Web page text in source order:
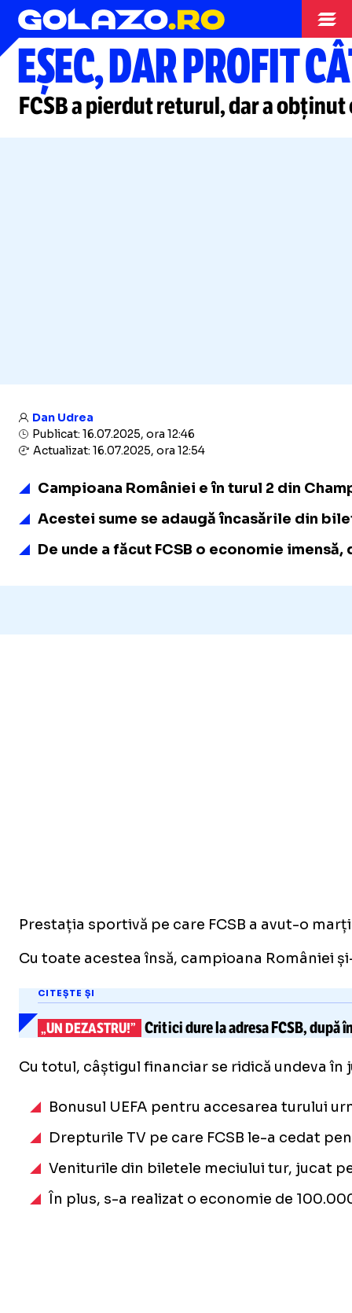
Liga Campionilor
EȘEC, DAR PROFIT
FCSB a pierdut returul, dar a
Dan Udrea
Publicat: 16.07.2025, ora 12:46
Actualizat: 16.07.2025, ora 12:54
Campioana României e în turul 2 din
Acestei sume se adaugă încasările din
De unde a făcut FCSB o economie
Prestația sportivă pe care FCSB a avut-o
Cu toate acestea însă, campioana României
CITEȘTE ȘI
„UN DEZASTRU!” Critici dure la adresa FCSB, după
Cu totul, câștigul financiar se ridică undeva în
Bonusul UEFA pentru accesarea turului
Drepturile TV pe care FCSB le-a cedat
Veniturile din biletele meciului tur, jucat
În plus, s-a realizat o economie de